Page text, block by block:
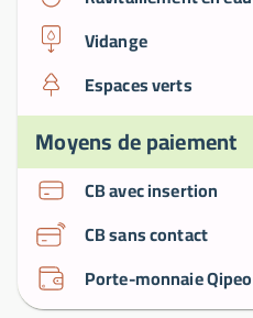
Vidange
Espaces verts
Moyens de paiement
CB avec insertion
CB sans contact
Porte-monnaie Qipeo